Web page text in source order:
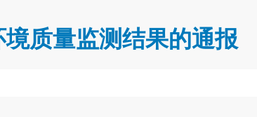
质量监测结果的通报